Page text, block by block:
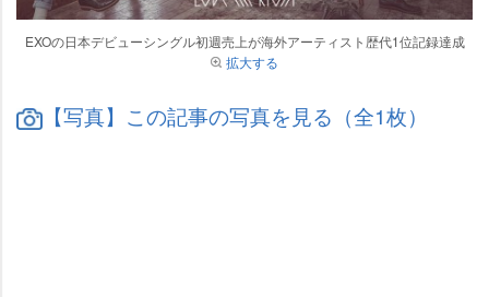
EXOの日本デビューシングル初週売上が海外アーティスト歴代1位記録達成
拡大する
【写真】この記事の写真を見る（全1枚）